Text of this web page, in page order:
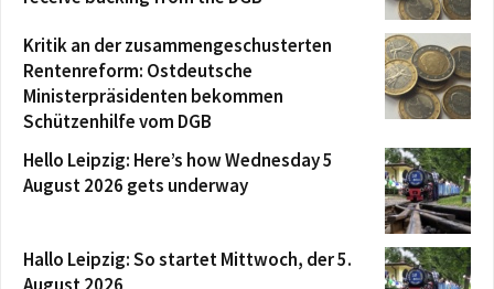
Kritik an der zusammengeschusterten
Rentenreform: Ostdeutsche
Ministerpräsidenten bekommen
Schützenhilfe vom DGB
Hello Leipzig: Here’s how Wednesday 5
August 2026 gets underway
Hallo Leipzig: So startet Mittwoch, der 5.
August 2026